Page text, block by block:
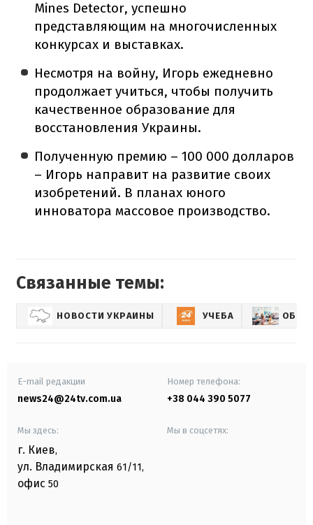
Mines Detector, успешно
представляющим на многочисленных
конкурсах и выставках.
Несмотря на войну, Игорь ежедневно
продолжает учиться, чтобы получить
качественное образование для
восстановления Украины.
Полученную премию – 100 000 долларов
– Игорь направит на развитие своих
изобретений. В планах юного
инноватора массовое производство.
Связанные темы:
НОВОСТИ УКРАИНЫ УЧЕБА
E-mail редакции
news24@24tv.com.ua
Номер телефона:
+38 044 390 5077
Мы здесь:
г. Киев,
ул. Владимирская 61/11,
офис 50
Мы в соцсетях: